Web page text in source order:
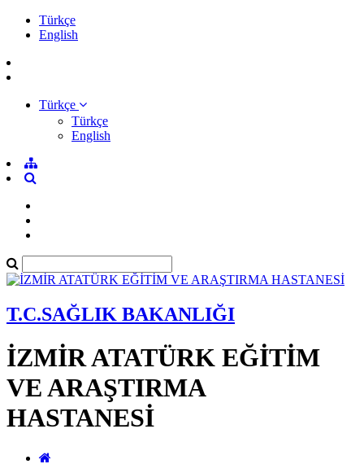
Türkçe
English
Türkçe
Türkçe
English
T.C.SAĞLIK BAKANLIĞI
İZMİR ATATÜRK EĞİTİM
VE ARAŞTIRMA
HASTANESİ